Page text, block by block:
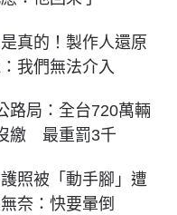
真的！製作人還原
我們無法介入
路局：全台720萬輛
繳 最重罰3千
照被「動手腳」遭
奈：快要暈倒